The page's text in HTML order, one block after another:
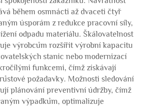
během osmnácti až dvaceti čtyř
úsporám z redukce pracovní síly,
odpadu materiálu. Škálovatelnost
výrobcům rozšířit výrobní kapacitu
stanic nebo modernizací
funkcemi, čímž získávají
požadavky. Možnosti sledování
plánování preventivní údržby, čímž
výpadkům, optimalizuje